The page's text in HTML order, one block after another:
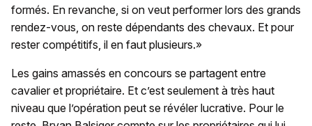
formés. En revanche, si on veut performer lors des grands
rendez-vous, on reste dépendants des chevaux. Et pour
rester compétitifs, il en faut plusieurs.»
Les gains amassés en concours se partagent entre
cavalier et propriétaire. Et c’est seulement à très haut
niveau que l’opération peut se révéler lucrative. Pour le